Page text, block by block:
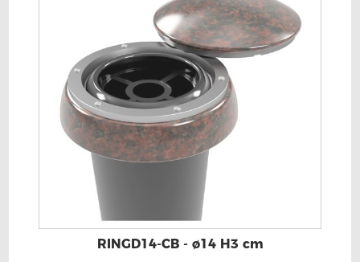
RINGD14-CB - ø14 H3 cm